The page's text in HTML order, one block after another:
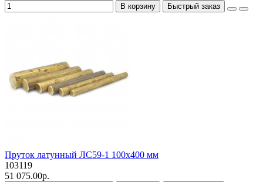
В корзину Быстрый заказ
Пруток латунный ЛС59-1 100х400 мм
103119
51 075.00р.